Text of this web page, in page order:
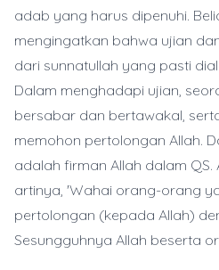
adab yang harus dipenuhi.
mengingatkan bahwa ujian
dari sunnatullah yang pasti
Dalam menghadapi ujian,
bersabar dan bertawakal,
memohon pertolongan Allah.
adalah firman Allah dalam QS.
artinya, 'Wahai orang-orang
pertolongan (kepada Allah)
Sesungguhnya Allah beserta